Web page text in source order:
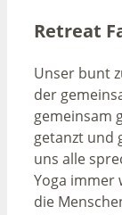
Retreat
Unser bunt
der
gemeinsam
getanzt und
uns alle
Yoga immer
die